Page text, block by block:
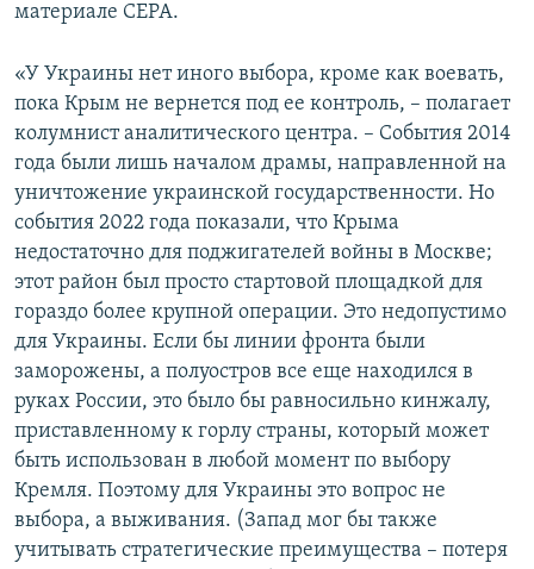
материале СЕРА.
«У Украины нет иного выбора, кроме как воевать,
пока Крым не вернется под ее контроль, – полагает
колумнист аналитического центра. – События 2014
года были лишь началом драмы, направленной на
уничтожение украинской государственности. Но
события 2022 года показали, что Крыма
недостаточно для поджигателей войны в Москве;
этот район был просто стартовой площадкой для
гораздо более крупной операции. Это недопустимо
для Украины. Если бы линии фронта были
заморожены, а полуостров все еще находился в
руках России, это было бы равносильно кинжалу,
приставленному к горлу страны, который может
быть использован в любой момент по выбору
Кремля. Поэтому для Украины это вопрос не
выбора, а выживания. (Запад мог бы также
учитывать стратегические преимущества – потеря